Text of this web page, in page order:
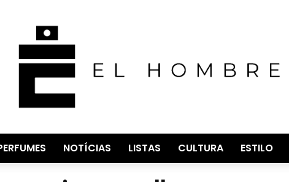
NOTÍCIAS LISTAS CULTURA ESTILO